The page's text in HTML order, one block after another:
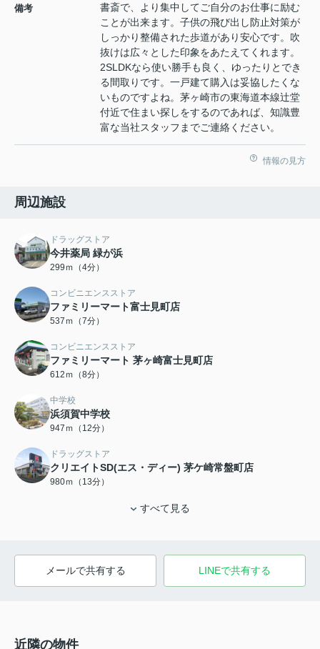
備考
書斎で、より集中してご自分のお仕事に励む
ことが出来ます。子供の飛び出し防止対策が
しっかり整備された歩道があり安心です。吹
抜けは広々とした印象をあたえてくれます。
2SLDKなら使い勝手も良く、ゆったりとでき
る間取りです。一戸建て購入は妥協したくな
いものですよね。茅ヶ崎市の東海道本線辻堂
付近で住まい探しをするのであれば、知識豊
富な当社スタッフまでご連絡ください。
情報の見方
周辺施設
ドラッグストア
今井薬局 緑が浜
299ｍ（4分）
コンビニエンスストア
ファミリーマート富士見町店
537ｍ（7分）
コンビニエンスストア
ファミリーマート 茅ヶ崎富士見町店
612ｍ（8分）
中学校
浜須賀中学校
947ｍ（12分）
ドラッグストア
クリエイトSD(エス・ディー) 茅ケ崎常盤町店
980ｍ（13分）
すべて見る
メールで共有する LINEで共有する
近隣の物件